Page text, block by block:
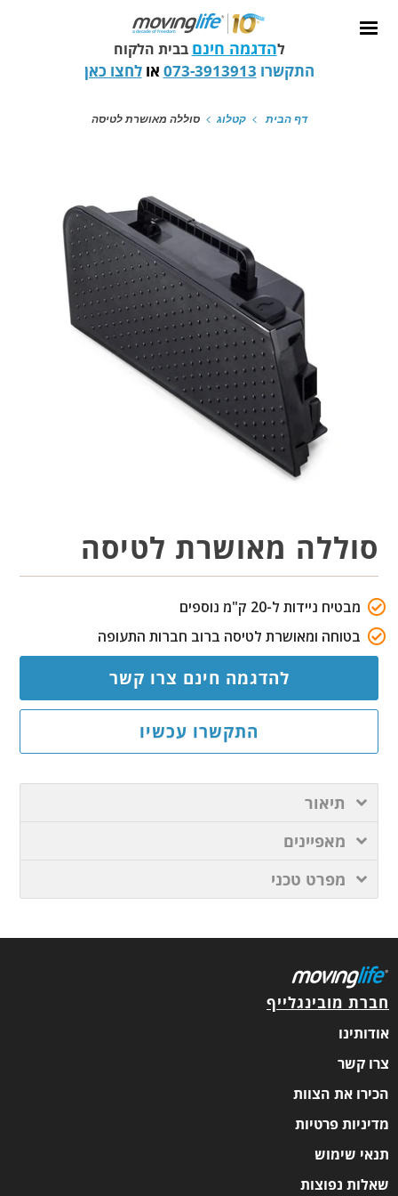
להדגמה חינם בבית הלקוח
התקשרו 073-3913913 או לחצו כאן
דף הבית קטלוג סוללה מאושרת לטיסה
סוללה מאושרת לטיסה
מבטיח ניידות ל-20 ק"מ נוספים
בטוחה ומאושרת לטיסה ברוב חברות התעופה
להדגמה חינם צרו קשר
התקשרו עכשיו
תיאור
מאפיינים
מפרט טכני
חברת מובינגלייף
אודותינו
צרו קשר
הכירו את הצוות
מדיניות פרטיות
תנאי שימוש
שאלות נפוצות